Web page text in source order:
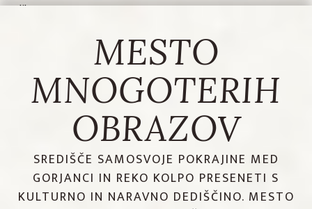
Metlika
MESTO
MNOGOTERIH
OBRAZOV
SREDIŠČE SAMOSVOJE POKRAJINE MED
GORJANCI IN REKO KOLPO PRESENETI S
KULTURNO IN NARAVNO DEDIŠČINO. MESTO